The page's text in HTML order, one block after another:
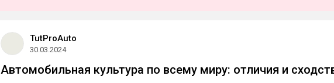
TutProAuto
30.03.2024
Автомобильная культура по всему миру: отличия и